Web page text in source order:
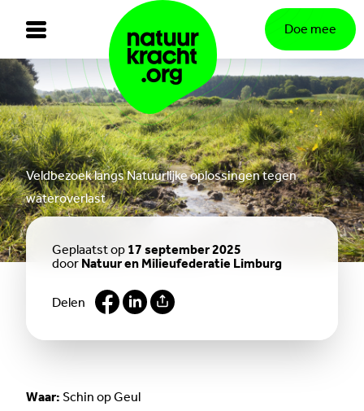
Doe mee
Veldbezoek langs Natuurlijke oplossingen tegen
wateroverlast
Geplaatst op 17 september 2025
door Natuur en Milieufederatie Limburg
Delen
Waar: Schin op Geul